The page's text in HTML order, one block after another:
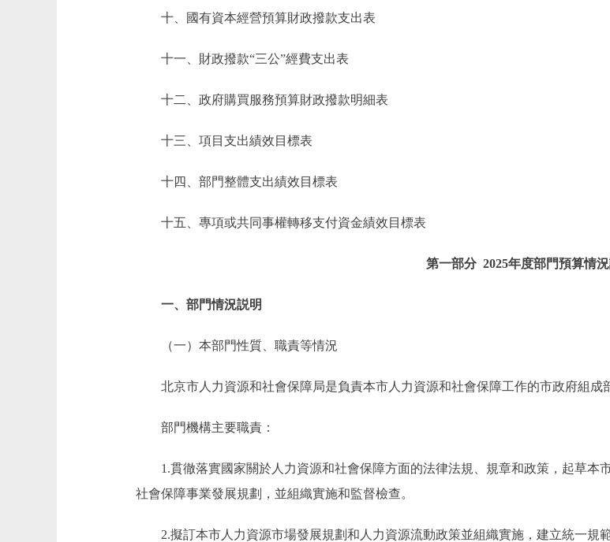
十、國有資本經營預算財政撥款支出表
十一、財政撥款“三公”經費支出表
十二、政府購買服務預算財政撥款明細表
十三、項目支出績效目標表
十四、部門整體支出績效目標表
十五、專項或共同事權轉移支付資金績效目標表
第一部分 2025年度部門預算情
一、部門情況説明
（一）本部門性質、職責等情況
北京市人力資源和社會保障局是負責本市人力資源和社會保障工作的市政府組成
部門機構主要職責：
1.貫徹落實國家關於人力資源和社會保障方面的法律法規、規章和政策，起草本
社會保障事業發展規劃，並組織實施和監督檢查。
2.擬訂本市人力資源市場發展規劃和人力資源流動政策並組織實施，建立統一規